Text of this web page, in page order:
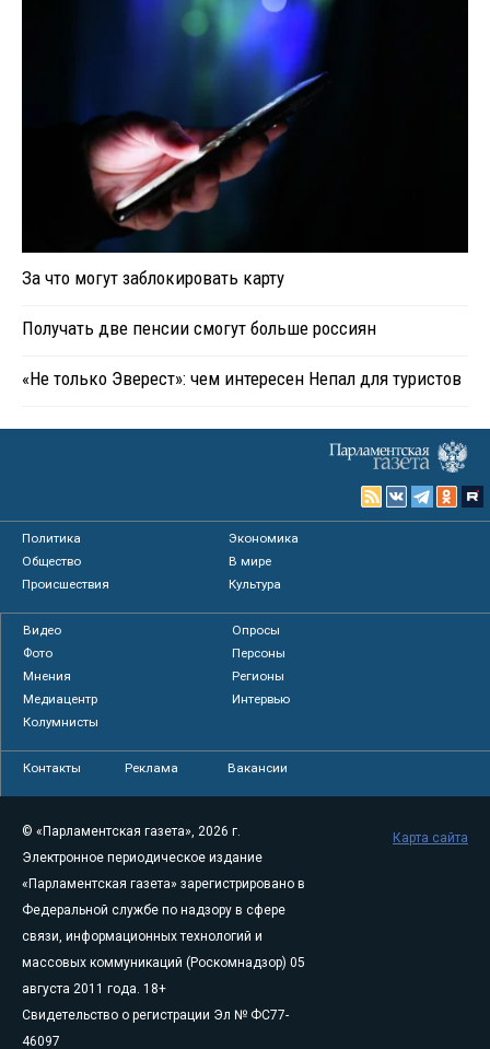
За что могут заблокировать карту
Получать две пенсии смогут больше россиян
«Не только Эверест»: чем интересен Непал для туристов
Политика
Экономика
Общество
В мире
Происшествия
Культура
Видео
Опросы
Фото
Персоны
Мнения
Регионы
Медиацентр
Интервью
Колумнисты
Контакты Реклама Вакансии
© «Парламентская газета», 2026 г.
Электронное периодическое издание
«Парламентская газета» зарегистрировано в
Федеральной службе по надзору в сфере
связи, информационных технологий и
массовых коммуникаций (Роскомнадзор) 05
августа 2011 года. 18+
Свидетельство о регистрации Эл № ФС77-
46097
Карта сайта